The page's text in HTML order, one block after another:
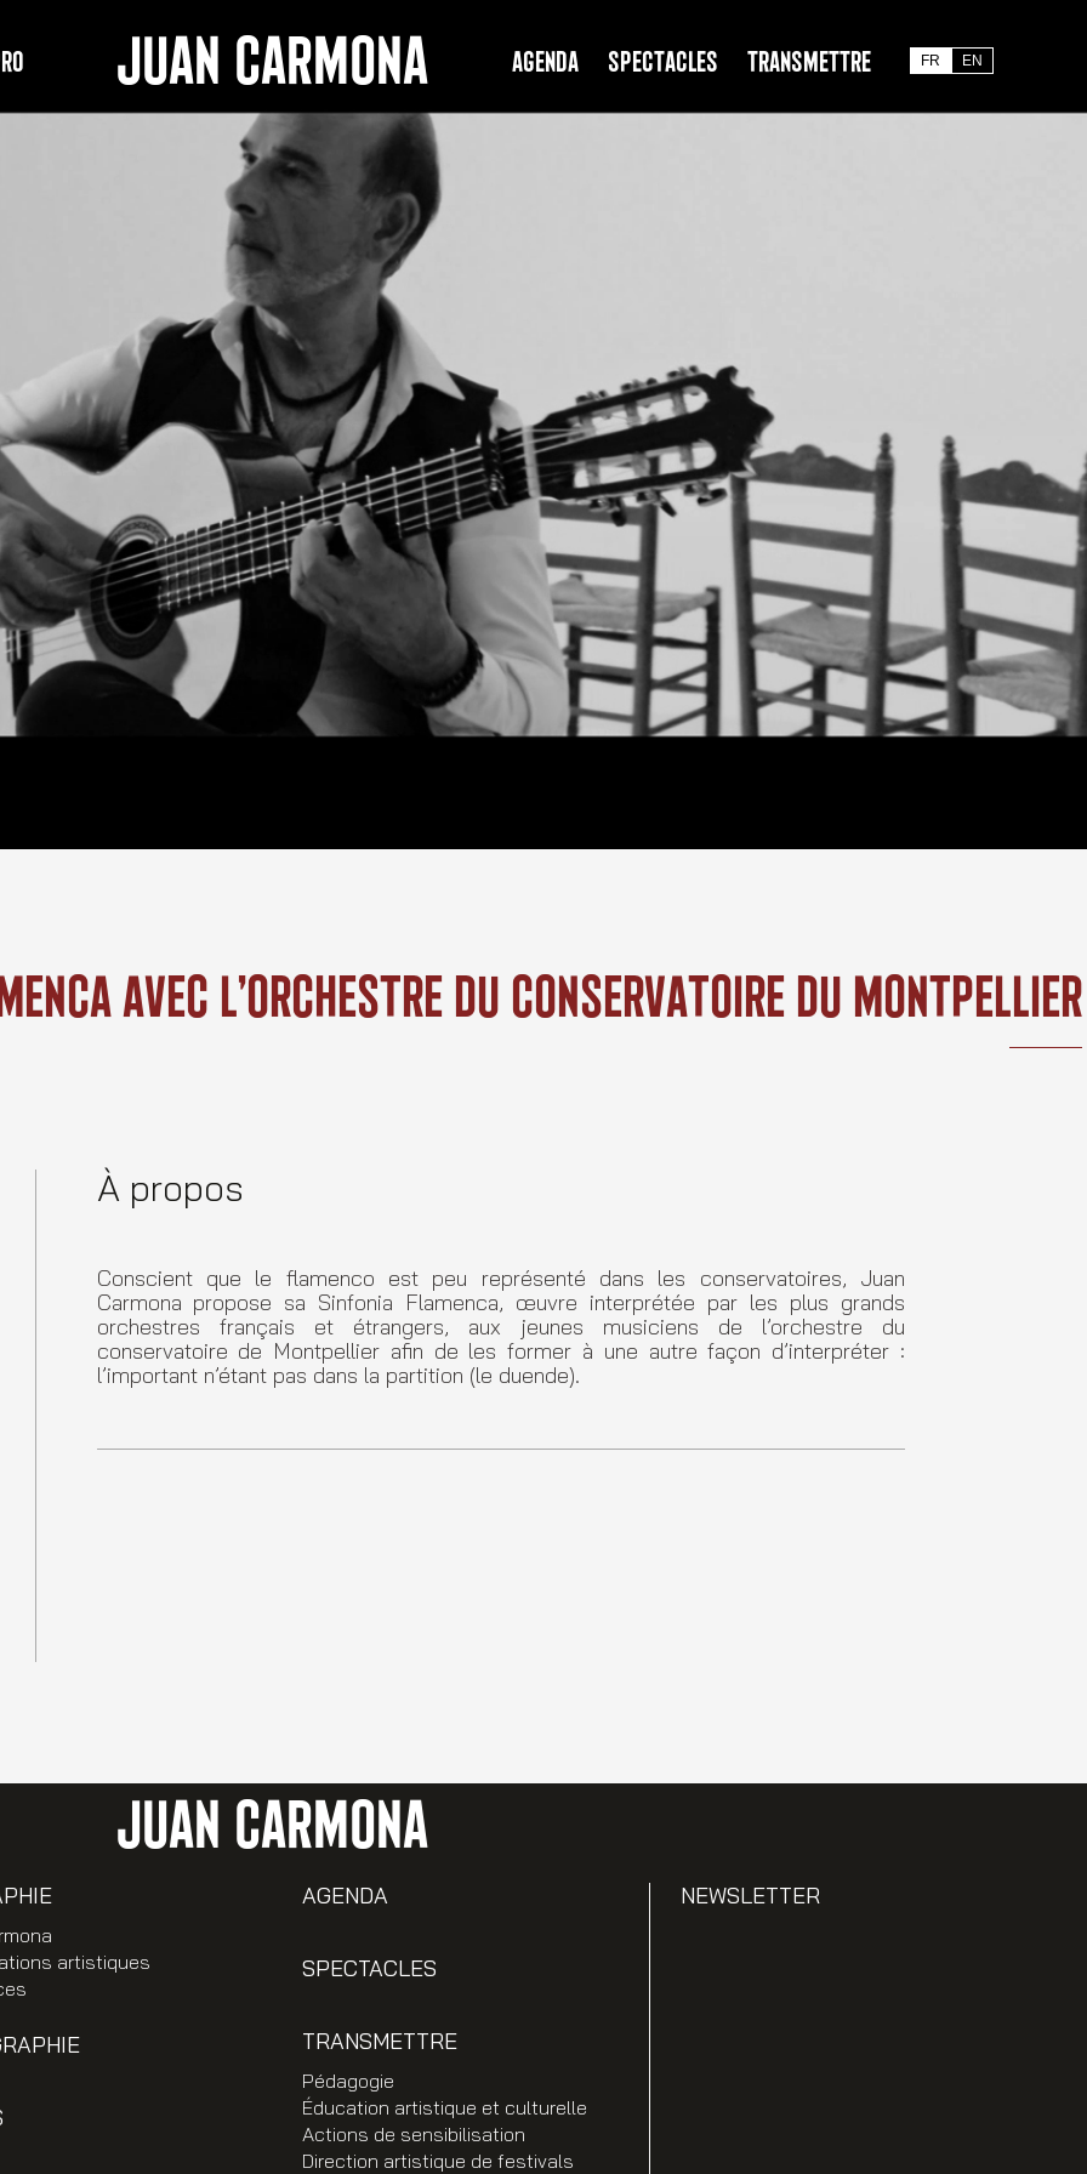
JUAN CARMONA Agenda Spectacles Transmettre FR EN
Avec L’orchestre Du Conservatoire Du Montpellier
À propos
Conscient que le flamenco est peu représenté dans les conservatoires, Juan
Carmona propose sa Sinfonia Flamenca, œuvre interprétée par les plus grands
orchestres français et étrangers, aux jeunes musiciens de l’orchestre du
conservatoire de Montpellier afin de les former à une autre façon d’interpréter :
l’important n’étant pas dans la partition (le duende).
JUAN CARMONA
artistiques
AGENDA
SPECTACLES
TRANSMETTRE
Pédagogie
Éducation artistique et culturelle
Actions de sensibilisation
Direction artistique de festivals
NEWSLETTER